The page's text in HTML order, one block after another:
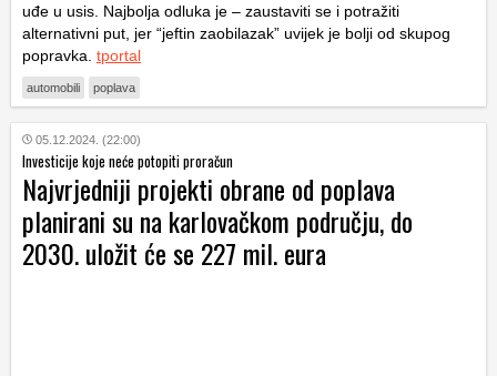
uđe u usis. Najbolja odluka je – zaustaviti se i potražiti
alternativni put, jer “jeftin zaobilazak” uvijek je bolji od skupog
popravka. tportal
automobili poplava
05.12.2024. (22:00)
Investicije koje neće potopiti proračun
Najvrjedniji projekti obrane od poplava
planirani su na karlovačkom području, do
2030. uložit će se 227 mil. eura